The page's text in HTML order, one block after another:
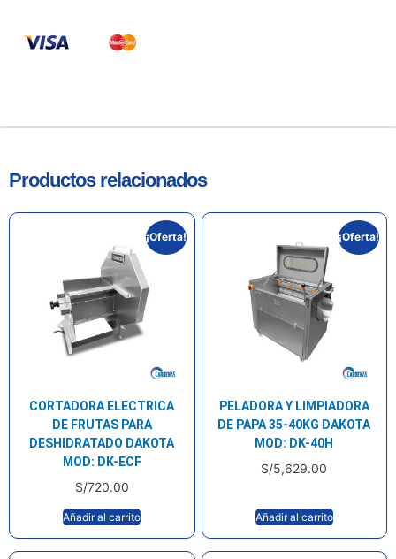
Productos relacionados
¡Oferta!
CORTADORA ELECTRICA
DE FRUTAS PARA
DESHIDRATADO DAKOTA
MOD: DK-ECF
S/720.00
Añadir al carrito
¡Oferta!
PELADORA Y LIMPIADORA
DE PAPA 35-40KG DAKOTA
MOD: DK-40H
S/5,629.00
Añadir al carrito